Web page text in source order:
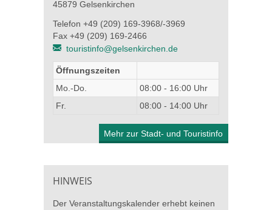
45879 Gelsenkirchen
Telefon +49 (209) 169-3968/-3969
Fax +49 (209) 169-2466
touristinfo@gelsenkirchen.de
Öffnungszeiten
Mo.-Do.
08:00 - 16:00 Uhr
Fr.
08:00 - 14:00 Uhr
Mehr zur Stadt- und Touristinfo
HINWEIS
Der Veranstaltungskalender erhebt keinen